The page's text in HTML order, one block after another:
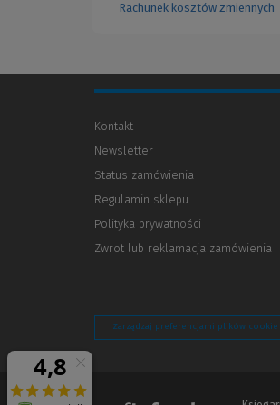
Rachunek kosztów zmiennych
Kontakt
Newsletter
Status zamówienia
Regulamin sklepu
Polityka prywatności
innej
Zwrot lub reklamacja zamówienia
Zarządzaj preferencjami plików cookie